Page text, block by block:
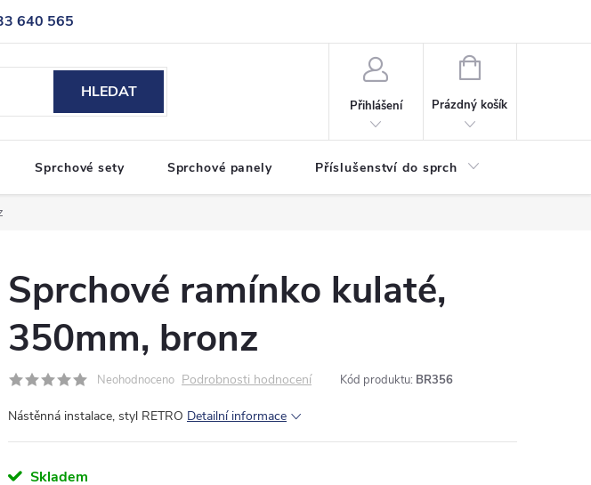
640 565
sanita.cz
podmínky
HLEDAT
Přihlášení
NÁKUPNÍ
Prázdný košík
Sprchové sety Sprchové panely Příslušenství do sprch
Sprchové ramínko kulaté,
350mm, bronz
Neohodnoceno Podrobnosti hodnocení Kód produktu: BR356
Nástěnná instalace, styl RETRO Detailní informace
Skladem